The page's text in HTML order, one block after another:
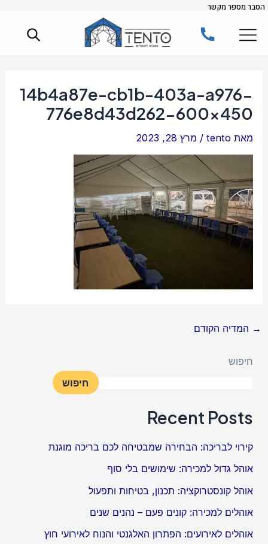
דילוג
לתוכן
הסבר מספר מקשר
14b4a87e-cb1b-403a-a976-
776e8d43d262-600×450
מאתtento
/ מרץ 28, 2023
Post
navigation
→ המדיה הקודם
חיפוש
חיפוש
Recent Posts
קירוי לבריכה: הבחירה שמבטיחה לכם בריכה מוגנת
אוהל גדול למכירה: שימושים בלי סוף
אוהל קונסטרוקציה: תכנון, בטיחות ותפעול
אוהלים למכירה: קונים פעם – נהנים שנים
אוהלים לאירועים: הפתרון האלגנטי והנוח לאירועי חוץ